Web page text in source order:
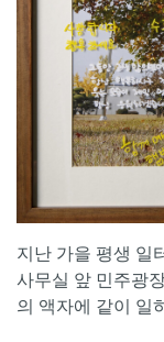
지난 가을 평생 일
사무실 앞 민주광
의 액자에 같이 일